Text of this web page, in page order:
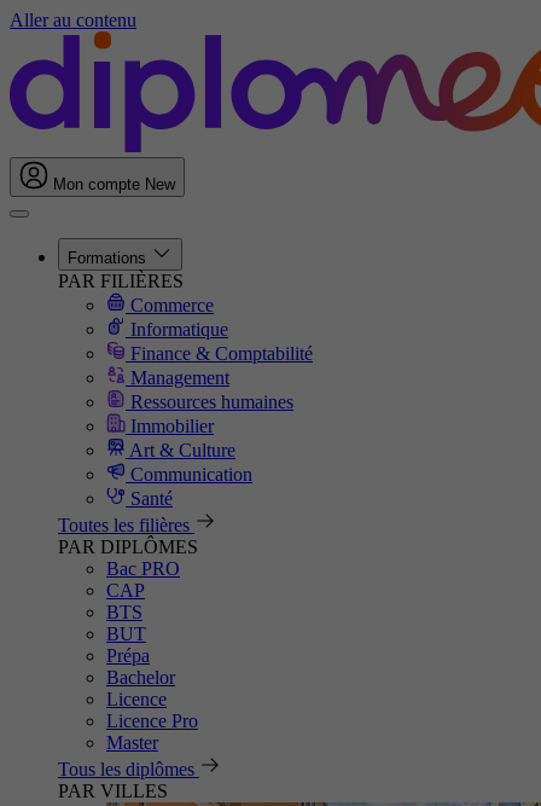
Aller au contenu
Mon compte New
Formations
PAR FILIÈRES
Commerce
Informatique
Finance & Comptabilité
Management
Ressources humaines
Immobilier
Art & Culture
Communication
Santé
Toutes les filières
PAR DIPLÔMES
Bac PRO
CAP
BTS
BUT
Prépa
Bachelor
Licence
Licence Pro
Master
Tous les diplômes
PAR VILLES